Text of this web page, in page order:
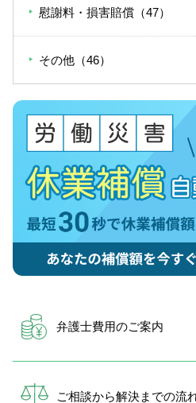
慰謝料・損害賠償（47）
その他（46）
弁護士費用のご案内
ご相談から解決までの流